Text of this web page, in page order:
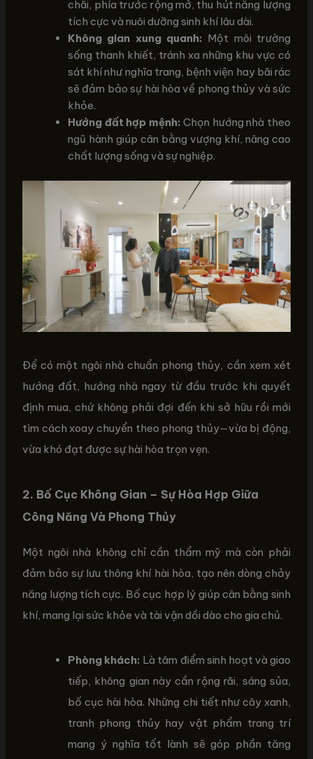
chãi, phía trước rộng mở, thu hút năng lượng
tích cực và nuôi dưỡng sinh khí lâu dài.
Không gian xung quanh: Một môi trường
sống thanh khiết, tránh xa những khu vực có
sát khí như nghĩa trang, bệnh viện hay bãi rác
sẽ đảm bảo sự hài hòa về phong thủy và sức
khỏe.
Hướng đất hợp mệnh: Chọn hướng nhà theo
ngũ hành giúp cân bằng vượng khí, nâng cao
chất lượng sống và sự nghiệp.
Để có một ngôi nhà chuẩn phong thủy, cần xem xét
hướng đất, hướng nhà ngay từ đầu trước khi quyết
định mua, chứ không phải đợi đến khi sở hữu rồi mới
tìm cách xoay chuyển theo phong thủy—vừa bị động,
vừa khó đạt được sự hài hòa trọn vẹn.
2. Bố Cục Không Gian – Sự Hòa Hợp Giữa
Công Năng Và Phong Thủy
Một ngôi nhà không chỉ cần thẩm mỹ mà còn phải
đảm bảo sự lưu thông khí hài hòa, tạo nên dòng chảy
năng lượng tích cực. Bố cục hợp lý giúp cân bằng sinh
khí, mang lại sức khỏe và tài vận dồi dào cho gia chủ.
Phòng khách: Là tâm điểm sinh hoạt và giao
tiếp, không gian này cần rộng rãi, sáng sủa,
bố cục hài hòa. Những chi tiết như cây xanh,
tranh phong thủy hay vật phẩm trang trí
mang ý nghĩa tốt lành sẽ góp phần tăng